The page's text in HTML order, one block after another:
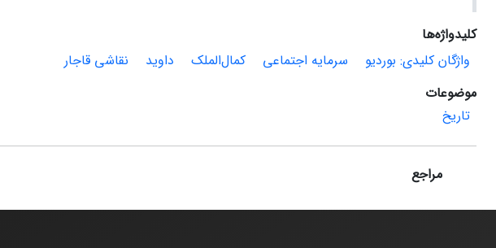
کلیدواژه‌ها
واژگان کلیدی: بوردیو
سرمایه اجتماعی کمال‌الملک داوید
نقاشی قاجار
موضوعات
تاریخ
مراجع